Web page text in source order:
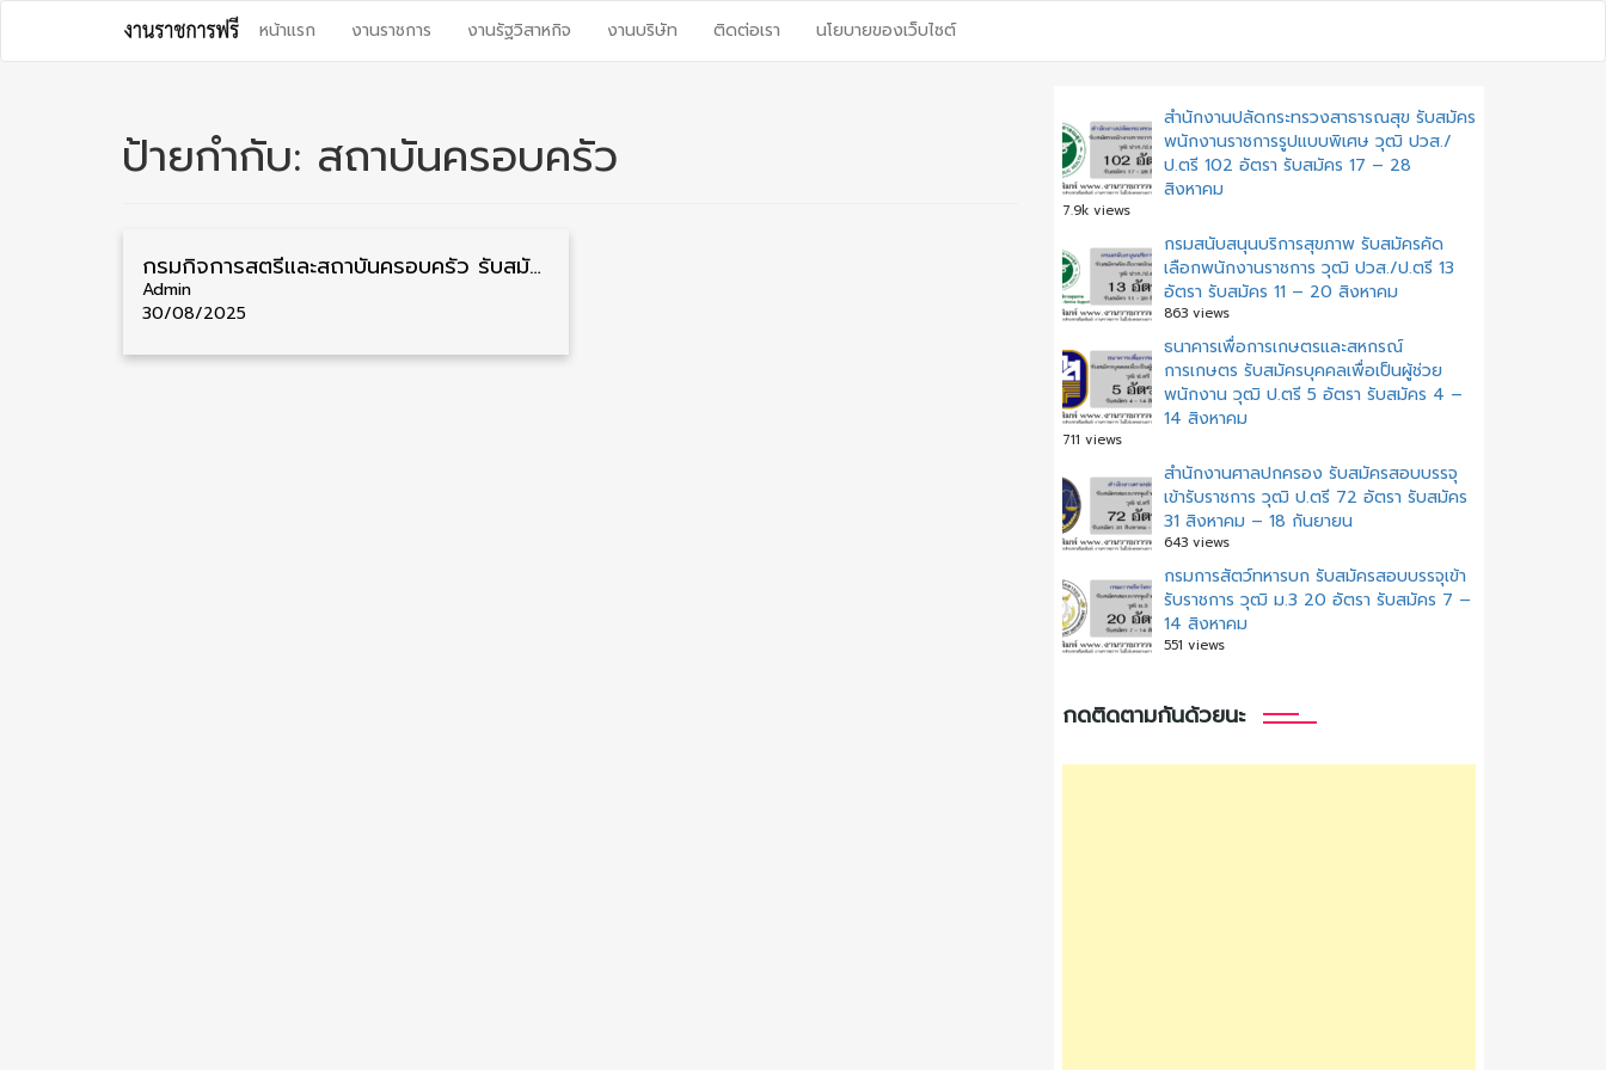
content
หน้าแรก งานราชการ งานรัฐวิสาหกิจ งานบริษัท ติดต่อเรา นโยบายของเว็บไซต์
ป้ายกำกับ: สถาบันครอบครัว
กรมกิจการสตรีและสถาบันครอบครัว รับสมัครคัดเลือกพนักงานราชการ หลายจังหวัด 30 อัตรา รับสมัคร 8 – 12 กันยายน
Admin
30/08/2025
สำนักงานปลัดกระทรวงสาธารณสุข รับสมัคร
พนักงานราชการรูปแบบพิเศษ วุฒิ ปวส./
ป.ตรี 102 อัตรา รับสมัคร 17 – 28
สิงหาคม
7.9k views
กรมสนับสนุนบริการสุขภาพ รับสมัครคัด
เลือกพนักงานราชการ วุฒิ ปวส./ป.ตรี 13
อัตรา รับสมัคร 11 – 20 สิงหาคม
863 views
ธนาคารเพื่อการเกษตรและสหกรณ์
การเกษตร รับสมัครบุคคลเพื่อเป็นผู้ช่วย
พนักงาน วุฒิ ป.ตรี 5 อัตรา รับสมัคร 4 –
14 สิงหาคม
711 views
สํานักงานศาลปกครอง รับสมัครสอบบรรจุ
เข้ารับราชการ วุฒิ ป.ตรี 72 อัตรา รับสมัคร
31 สิงหาคม – 18 กันยายน
643 views
กรมการสัตว์ทหารบก รับสมัครสอบบรรจุเข้า
รับราชการ วุฒิ ม.3 20 อัตรา รับสมัคร 7 –
14 สิงหาคม
551 views
กดติดตามกันด้วยนะ